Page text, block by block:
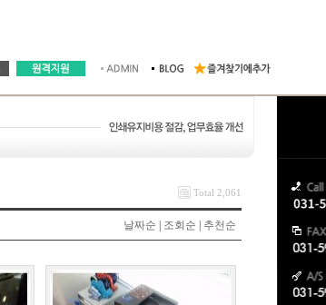
Total 2,061
날짜순 조회순 추천순